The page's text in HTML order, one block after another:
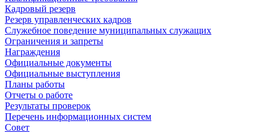
Кадровый резерв
Резерв управленческих кадров
Служебное поведение муниципальных служащих
Ограничения и запреты
Награждения
Официальные документы
Официальные выступления
Планы работы
Отчеты о работе
Результаты проверок
Перечень информационных систем
Совет